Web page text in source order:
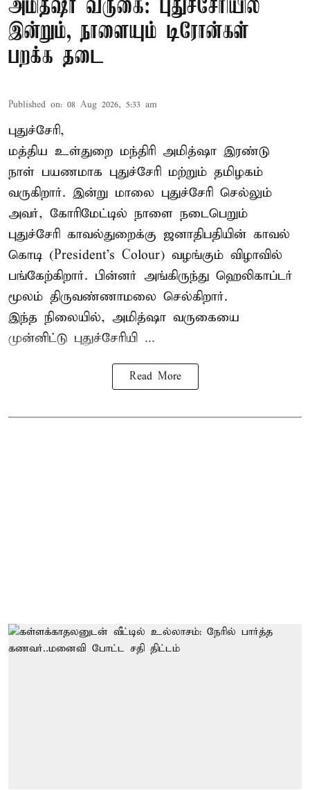
அமித்ஷா வருகை: புதுச்சேரியில்
இன்றும், நாளையும் டிரோன்கள்
பறக்க தடை
Published on: 08 Aug 2026, 5:33 am
புதுச்சேரி,
மத்திய உள்துறை மந்திரி அமித்ஷா இரண்டு
நாள் பயணமாக புதுச்சேரி மற்றும் தமிழகம்
வருகிறார். இன்று மாலை புதுச்சேரி செல்லும்
அவர், கோரிமேட்டில் நாளை நடைபெறும்
புதுச்சேரி காவல்துறைக்கு ஜனாதிபதியின் காவல்
கொடி (President's Colour) வழங்கும் விழாவில்
பங்கேற்கிறார். பின்னர் அங்கிருந்து ஹெலிகாப்டர்
மூலம் திருவண்ணாமலை செல்கிறார்.
இந்த நிலையில், அமித்ஷா வருகையை
முன்னிட்டு புதுச்சேரியி ...
Read More